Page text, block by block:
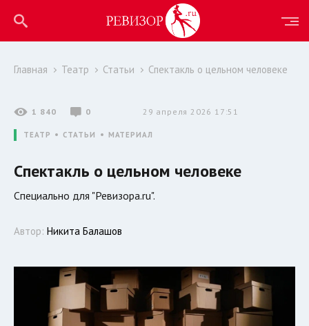
Главная Театр Статьи Спектакль о цельном человеке
1 840 0 29 апреля 2026 17:51
ТЕАТР СТАТЬИ МАТЕРИАЛ
Спектакль о цельном человеке
Специально для "Ревизора.ru".
Автор: Никита Балашов